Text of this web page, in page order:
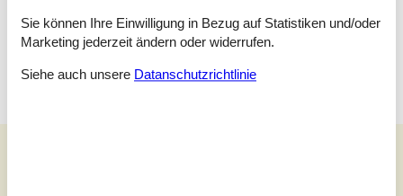
Keine Vermietung an Jugendgruppen, in denen alle 15-25 Jahre
sind. Rauchen ist nicht zugelassen. Bei Nichtbeachtung dieses
Sie können Ihre Einwilligung in Bezug auf Statistiken und/oder
Marketing jederzeit ändern oder widerrufen.
Siehe auch unsere Datanschutzrichtlinie